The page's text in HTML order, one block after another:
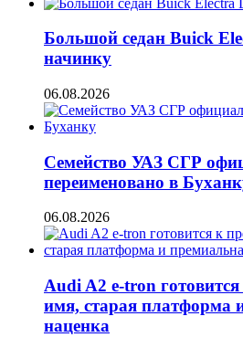
Большой седан Buick
начинку
06.08.2026
Семейство УАЗ СГР
переименовано в
06.08.2026
Audi A2 e-tron
имя, старая платформа
наценка